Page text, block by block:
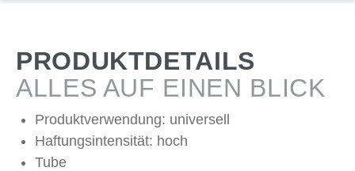
PRODUKTDETAILS
ALLES AUF EINEN BLICK
Produktverwendung: universell
Haftungsintensität: hoch
Tube